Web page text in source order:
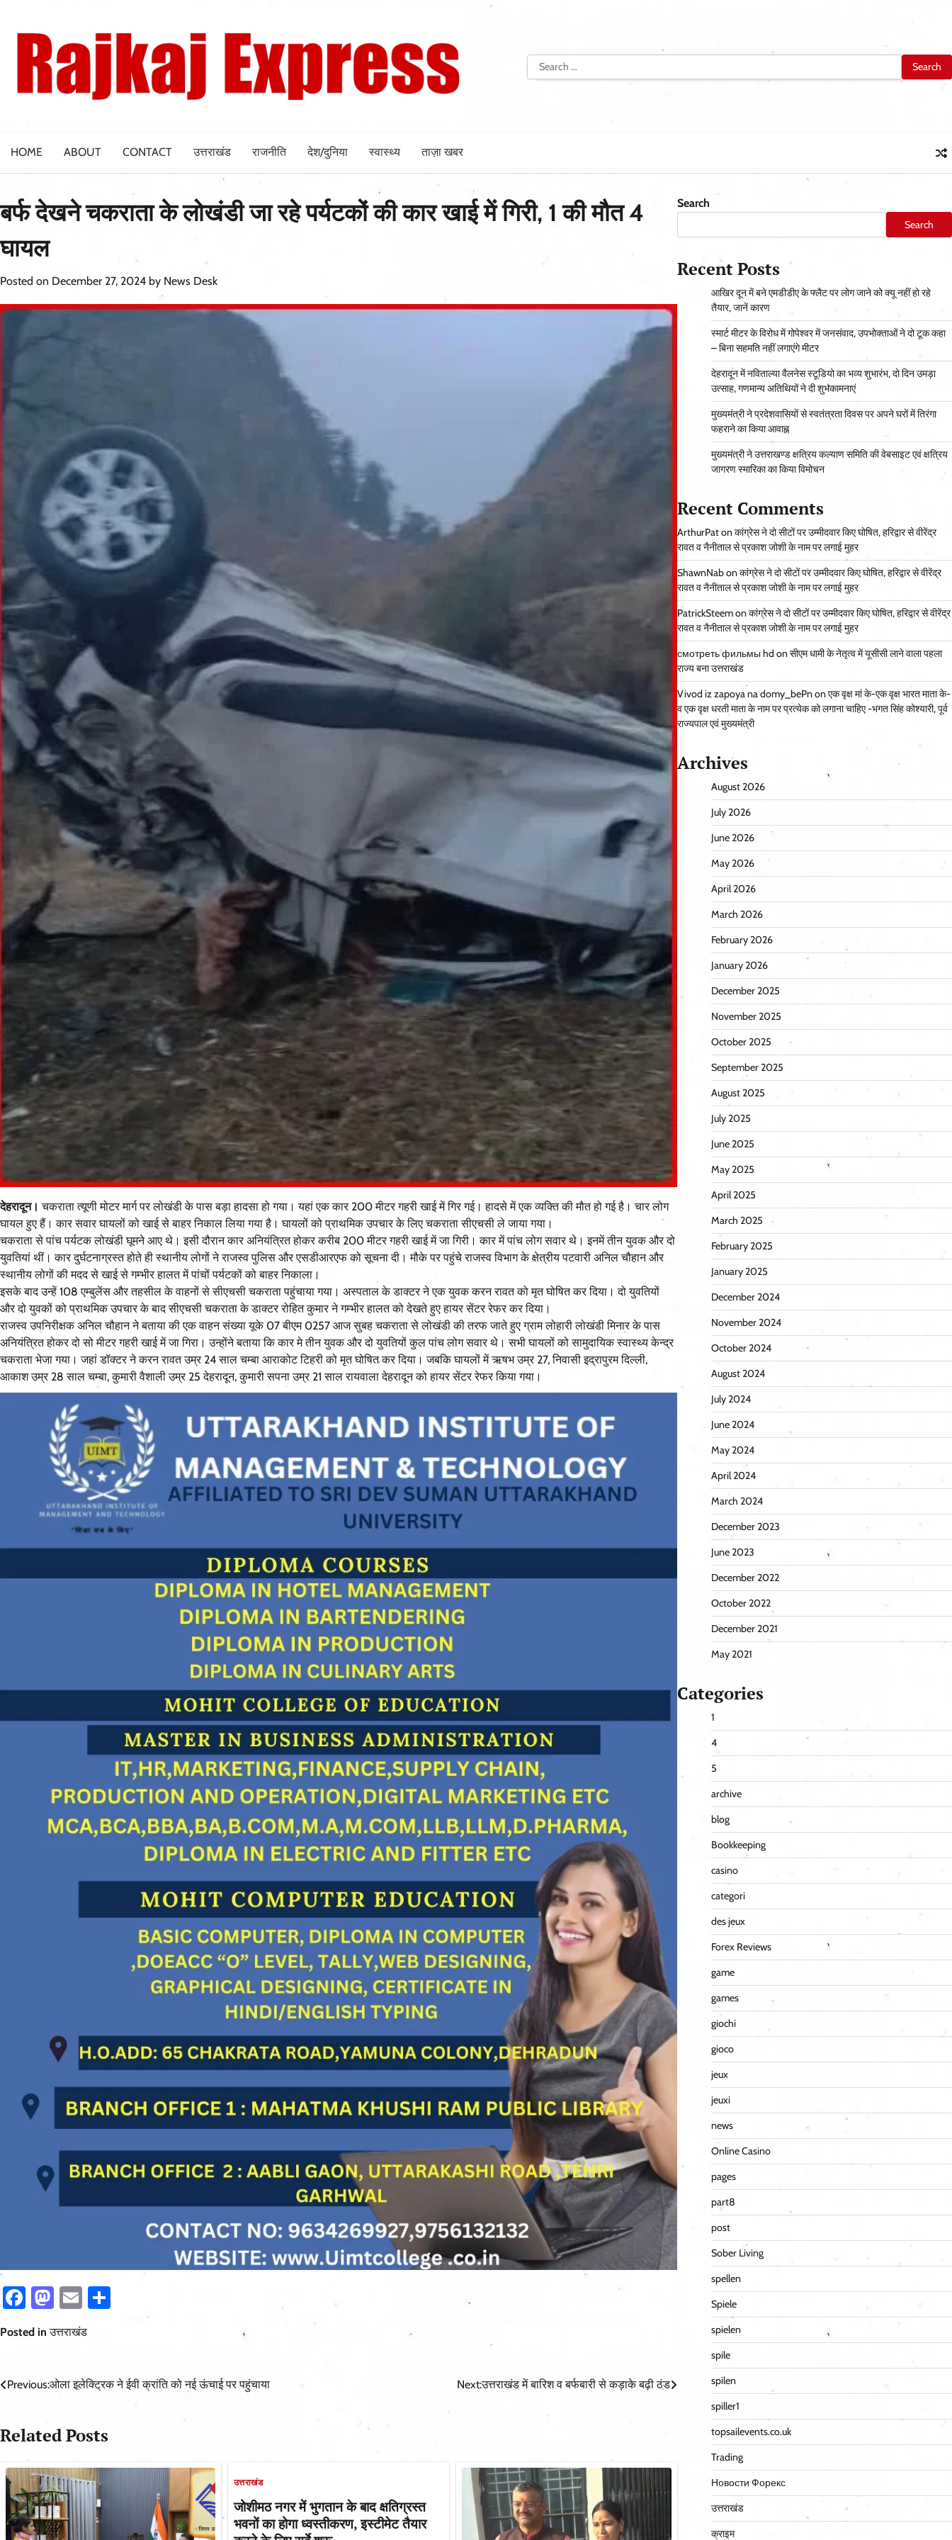
content
Search
for:
HOME ABOUT CONTACT उत्तराखंड राजनीति देश/दुनिया स्वास्थ्य ताज़ा खबर
बर्फ देखने चकराता के लोखंडी जा रहे पर्यटकों की कार खाई में गिरी, 1 की मौत 4
घायल
Posted on December 27, 2024 by News Desk
देहरादून। चकराता त्यूणी मोटर मार्ग पर लोखंडी के पास बड़ा हादसा हो गया। यहां एक कार 200 मीटर गहरी खाई में गिर गई। हादसे में एक व्यक्ति की मौत हो गई है। चार लोग
घायल हुए हैं। कार सवार घायलों को खाई से बाहर निकाल लिया गया है। घायलों को प्राथमिक उपचार के लिए चकराता सीएचसी ले जाया गया।
चकराता से पांच पर्यटक लोखंडी घूमने आए थे। इसी दौरान कार अनियंत्रित होकर करीब 200 मीटर गहरी खाई में जा गिरी। कार में पांच लोग सवार थे। इनमें तीन युवक और दो
युवतियां थीं। कार दुर्घटनाग्रस्त होते ही स्थानीय लोगों ने राजस्व पुलिस और एसडीआरएफ को सूचना दी। मौके पर पहुंचे राजस्व विभाग के क्षेत्रीय पटवारी अनिल चौहान और
स्थानीय लोगों की मदद से खाई से गम्भीर हालत में पांचों पर्यटकों को बाहर निकाला।
इसके बाद उन्हें 108 एम्बुलेंस और तहसील के वाहनों से सीएचसी चकराता पहुंचाया गया। अस्पताल के डाक्टर ने एक युवक करन रावत को मृत घोषित कर दिया। दो युवतियों
और दो युवकों को प्राथमिक उपचार के बाद सीएचसी चकराता के डाक्टर रोहित कुमार ने गम्भीर हालत को देखते हुए हायर सेंटर रेफर कर दिया।
राजस्व उपनिरीक्षक अनिल चौहान ने बताया की एक वाहन संख्या यूके 07 बीएम 0257 आज सुबह चकराता से लोखंडी की तरफ जाते हुए ग्राम लोहारी लोखंडी मिनार के पास
अनियंत्रित होकर दो सो मीटर गहरी खाई में जा गिरा। उन्होंने बताया कि कार मे तीन युवक और दो युवतियों कुल पांच लोग सवार थे। सभी घायलों को सामुदायिक स्वास्थ्य केन्द्र
चकराता भेजा गया। जहां डॉक्टर ने करन रावत उम्र 24 साल चम्बा आराकोट टिहरी को मृत घोषित कर दिया। जबकि घायलों में ऋषभ उम्र 27, निवासी इद्रापुरम दिल्ली,
आकाश उम्र 28 साल चम्बा, कुमारी वैशाली उम्र 25 देहरादून, कुमारी सपना उम्र 21 साल रायवाला देहरादून को हायर सेंटर रेफर किया गया।
Facebook
Mastodon
Email
Posted inउत्तराखंड
Post
Previous:ओला इलेक्ट्रिक ने ईवी क्रांति को नई ऊंचाई पर पहुंचाया Next:उत्तराखंड में बारिश व बर्फबारी से कड़ाके बढ़ी ठंड
Related Posts
उत्तराखंड
जोशीमठ नगर में भुगतान के बाद क्षतिग्रस्त
भवनों का होगा ध्वस्तीकरण, इस्टीमेट तैयार
Search
Search
Recent Posts
आ​खिर दून में बने एमडीडीए के फ्लैट पर लोग जाने को क्यू नहीं हो रहे
तैयार, जानें कारण
स्मार्ट मीटर के विरोध में गोपेश्वर में जनसंवाद, उपभोक्ताओं ने दो टूक कहा
– बिना सहमति नहीं लगाएंगे मीटर
देहरादून में नविताल्या वैलनेस स्टूडियो का भव्य शुभारंभ, दो दिन उमड़ा
उत्साह, गणमान्य अतिथियों ने दी शुभकामनाएं
मुख्यमंत्री ने प्रदेशवासियों से स्वतंत्रता दिवस पर अपने घरों में तिरंगा
फहराने का किया आवाह्न
मुख्यमंत्री ने उत्तराखण्ड क्षत्रिय कल्याण समिति की वेबसाइट एवं क्षत्रिय
जागरण स्मारिका का किया विमोचन
Recent Comments
ArthurPatonकांग्रेस ने दो सीटों पर उम्मीदवार किए घोषित, हरिद्वार से वीरेंद्र
रावत व नैनीताल से प्रकाश जोशी के नाम पर लगाई मुहर
ShawnNabonकांग्रेस ने दो सीटों पर उम्मीदवार किए घोषित, हरिद्वार से वीरेंद्र
रावत व नैनीताल से प्रकाश जोशी के नाम पर लगाई मुहर
PatrickSteemonकांग्रेस ने दो सीटों पर उम्मीदवार किए घोषित, हरिद्वार से वीरेंद्र
रावत व नैनीताल से प्रकाश जोशी के नाम पर लगाई मुहर
смотреть фильмы hd onसीएम धामी के नेतृत्व में यूसीसी लाने वाला पहला
राज्य बना उत्तराखंड
Vivod iz zapoya na domy_bePnonएक वृक्ष मां के-एक वृक्ष भारत माता के-
व एक वृक्ष धरती माता के नाम पर प्रत्येक को लगाना चाहिए -भगत सिंह कोश्यारी, पूर्व
राज्यपाल एवं मुख्यमंत्री
Archives
August 2026
July 2026
June 2026
May 2026
April 2026
March 2026
February 2026
January 2026
December 2025
November 2025
October 2025
September 2025
August 2025
July 2025
June 2025
May 2025
April 2025
March 2025
February 2025
January 2025
December 2024
November 2024
October 2024
August 2024
July 2024
June 2024
May 2024
April 2024
March 2024
December 2023
June 2023
December 2022
October 2022
December 2021
May 2021
Categories
1
4
5
archive
blog
Bookkeeping
casino
categori
des jeux
Forex Reviews
game
games
giochi
gioco
jeux
jeuxi
news
Online Casino
pages
part8
post
Sober Living
spellen
Spiele
spielen
spile
spilen
spiller1
topsailevents.co.uk
Trading
Новости Форекс
उत्तराखंड
क्राइम